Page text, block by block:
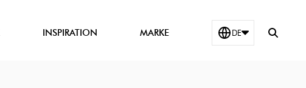
INSPIRATION MARKE DE
Suchfeld
zeigen